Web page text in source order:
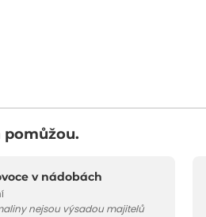
pomůžou.
v nádobách
nejsou výsadou majitelů